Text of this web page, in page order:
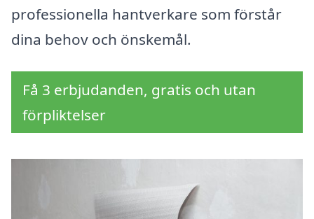
professionella hantverkare som förstår
dina behov och önskemål.
Få 3 erbjudanden, gratis och utan
förpliktelser